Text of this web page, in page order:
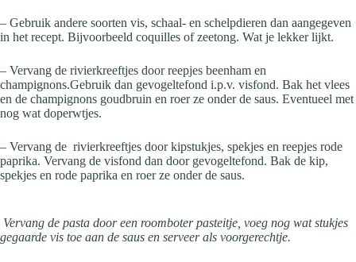
– Gebruik andere soorten vis, schaal- en schelpdieren dan aangegeven
in het recept. Bijvoorbeeld coquilles of zeetong. Wat je lekker lijkt.
– Vervang de rivierkreeftjes door reepjes beenham en
champignons.Gebruik dan gevogeltefond i.p.v. visfond. Bak het vlees
en de champignons goudbruin en roer ze onder de saus. Eventueel met
nog wat doperwtjes.
– Vervang de rivierkreeftjes door kipstukjes, spekjes en reepjes rode
paprika. Vervang de visfond dan door gevogeltefond. Bak de kip,
spekjes en rode paprika en roer ze onder de saus.
Vervang de pasta door een roomboter pasteitje, voeg nog wat stukjes
gegaarde vis toe aan de saus en serveer als voorgerechtje.